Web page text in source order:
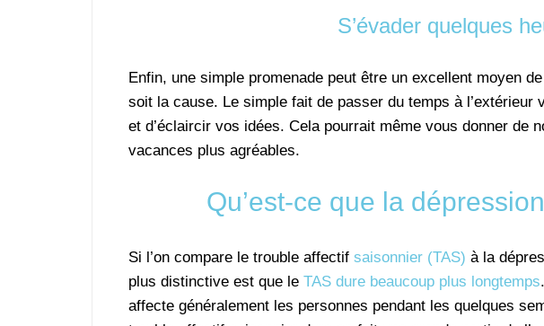
S’évader quelques
Enfin, une simple promenade peut être un excellent moyen
soit la cause. Le simple fait de passer du temps à l’extérieur
et d’éclaircir vos idées. Cela pourrait même vous donner de
vacances plus agréables.
Qu’est-ce que la
Si l’on compare le trouble affectif saisonnier (TAS) à la
plus distinctive est que le TAS dure beaucoup plus longtemps
affecte généralement les personnes pendant les quelques